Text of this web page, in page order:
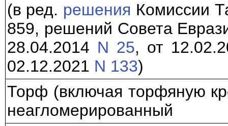
(в ред. решения Комиссии
859, решений Совета
28.04.2014 N 25, от
02.12.2021 N 133)
Торф (включая торфяную
неагломерированный